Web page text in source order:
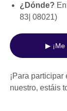
¿Dónde?
83| 08021)
▶ ¡Me
¡Para
nuestro, estáis